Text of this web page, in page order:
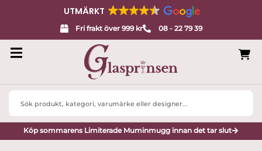
UTMÄRKT
Fri frakt över 999 kr 08 - 22 79 39
Search
Köp sommarens Limiterade Muminmugg innan det tar slut